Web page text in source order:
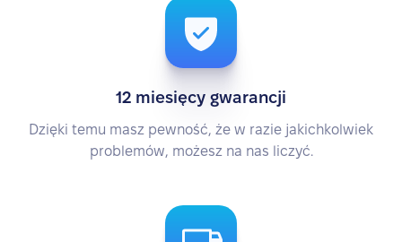
12 miesięcy gwarancji
Dzięki temu masz pewność, że w razie jakichkolwiek
problemów, możesz na nas liczyć.